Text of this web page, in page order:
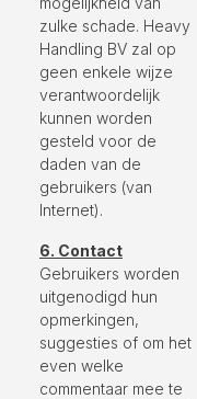
zulke schade. Heavy
Handling BV zal op
geen enkele wijze
verantwoordelijk
kunnen worden
gesteld voor de
daden van de
gebruikers (van
Internet).
6. Contact
Gebruikers worden
uitgenodigd hun
opmerkingen,
suggesties of om het
even welke
commentaar mee te